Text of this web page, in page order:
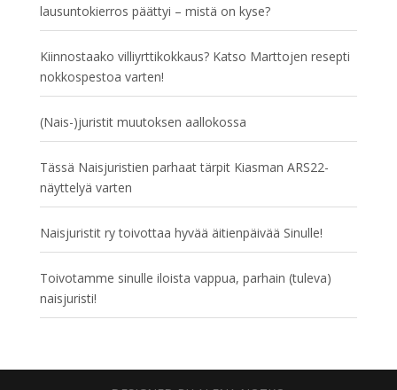
lausuntokierros päättyi – mistä on kyse?
Kiinnostaako villiyrttikokkaus? Katso Marttojen resepti
nokkospestoa varten!
(Nais-)juristit muutoksen aallokossa
Tässä Naisjuristien parhaat tärpit Kiasman ARS22-
näyttelyä varten
Naisjuristit ry toivottaa hyvää äitienpäivää Sinulle!
Toivotamme sinulle iloista vappua, parhain (tuleva)
naisjuristi!